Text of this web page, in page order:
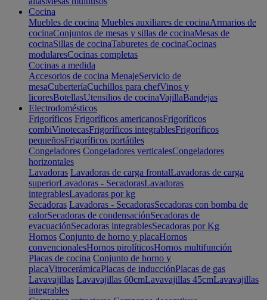
Cocina
Muebles de cocina Muebles auxiliares de cocinaArmarios de
cocinaConjuntos de mesas y sillas de cocinaMesas de
cocinaSillas de cocinaTaburetes de cocinaCocinas
modularesCocinas completas
Cocinas a medida
Accesorios de cocina MenajeServicio de
mesaCuberteríaCuchillos para chefVinos y
licoresBotellasUtensilios de cocinaVajillaBandejas
Electrodomésticos
Frigoríficos Frigoríficos americanosFrigoríficos
combiVinotecasFrigoríficos integrablesFrigoríficos
pequeñosFrigoríficos portátiles
Congeladores Congeladores verticalesCongeladores
horizontales
Lavadoras Lavadoras de carga frontalLavadoras de carga
superiorLavadoras - SecadorasLavadoras
integrablesLavadoras por kg
Secadoras Lavadoras - SecadorasSecadoras con bomba de
calorSecadoras de condensaciónSecadoras de
evacuaciónSecadoras integrablesSecadoras por Kg
Hornos Conjunto de horno y placaHornos
convencionalesHornos pirolíticosHornos multifunción
Placas de cocina Conjunto de horno y
placaVitrocerámicaPlacas de inducciónPlacas de gas
Lavavajillas Lavavajillas 60cmLavavajillas 45cmLavavajillas
integrables